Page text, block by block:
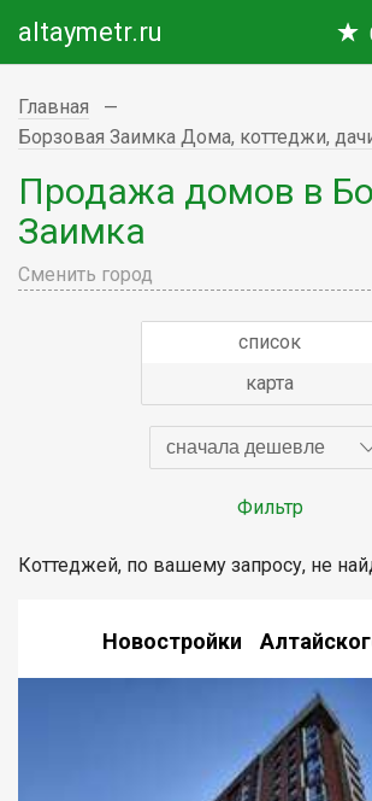
altaymetr.ru
Главная
Борзовая Заимка Дома, коттеджи,
Продажа домов в
Заимка
Сменить город
список
карта
сначала дешевле
Фильтр
Коттеджей, по вашему запросу, не
Новостройки